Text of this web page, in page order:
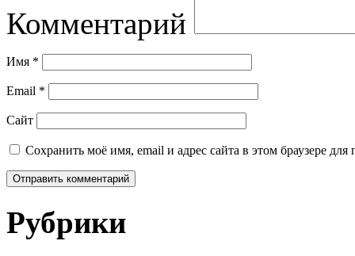
Комментарий
Имя *
Email *
Сайт
Сохранить моё имя, email и адрес сайта в этом браузере
Рубрики